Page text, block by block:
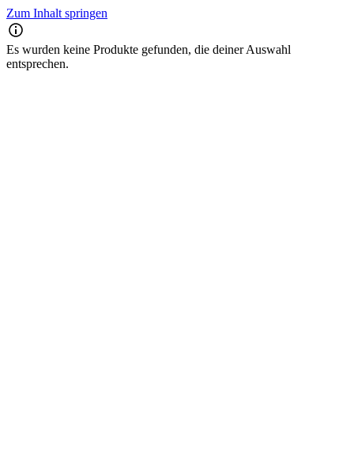
Zum Inhalt springen
Es wurden keine Produkte gefunden, die deiner Auswahl
entsprechen.